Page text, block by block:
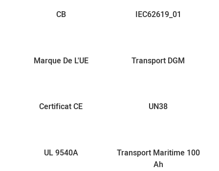
CB IEC62619_01
Marque De L'UE Transport DGM
Certificat CE UN38
UL 9540A
Transport Maritime 100
Ah